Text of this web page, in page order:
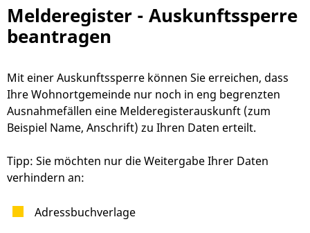
Melderegister - Auskunftssperre
beantragen
Mit einer Auskunftssperre können Sie erreichen, dass
Ihre Wohnortgemeinde nur noch in eng begrenzten
Ausnahmefällen eine Melderegisterauskunft (zum
Beispiel Name, Anschrift) zu Ihren Daten erteilt.
Tipp: Sie möchten nur die Weitergabe Ihrer Daten
verhindern an:
Adressbuchverlage